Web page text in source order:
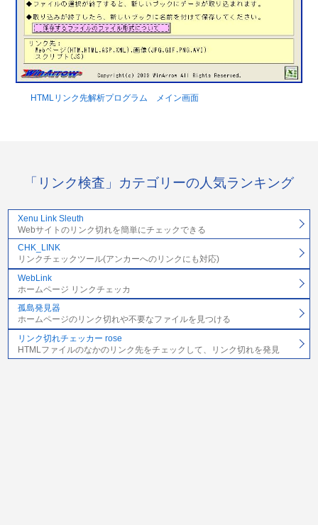
HTMLリンク先解析プログラム メイン画面
「リンク検査」カテゴリーの人気ランキング
Xenu Link Sleuth
Webサイトのリンク切れを簡単にチェックできる
CHK_LINK
リンクチェックツール(アンカーへのリンクにも対応)
WebLink
ホームページ リンクチェッカ
孤島発見器
ホームページのリンク切れや不要なファイルを見つける
リンク切れチェッカー rose
HTMLファイルのなかのリンク先をチェックして、リンク切れを発見